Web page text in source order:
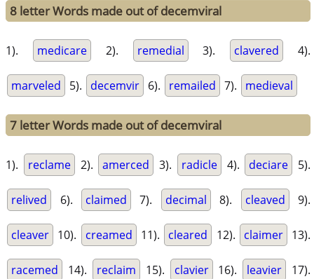
8 letter Words made out of decemviral
1). medicare 2). remedial 3). clavered 4).
marveled 5). decemvir 6). remailed 7). medieval
7 letter Words made out of decemviral
1). reclame 2). amerced 3). radicle 4). deciare 5).
relived 6). claimed 7). decimal 8). cleaved 9).
cleaver 10). creamed 11). cleared 12). claimer 13).
racemed 14). reclaim 15). clavier 16). leavier 17).